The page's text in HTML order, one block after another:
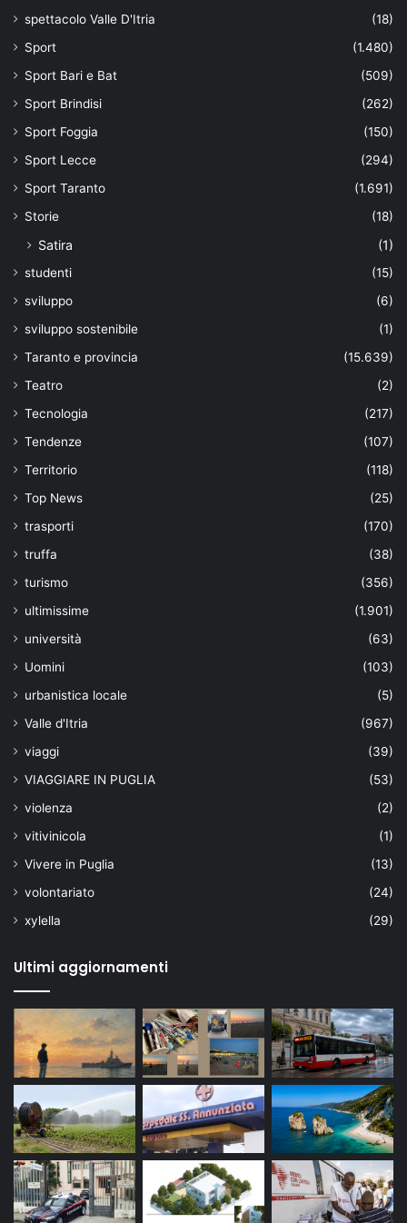
spettacolo Valle D'Itria
(18)
Sport
(1.480)
Sport Bari e Bat
(509)
Sport Brindisi
(262)
Sport Foggia
(150)
Sport Lecce
(294)
Sport Taranto
(1.691)
Storie
(18)
Satira (1)
studenti
(15)
sviluppo
(6)
sviluppo sostenibile
(1)
Taranto e provincia
(15.639)
Teatro
(2)
Tecnologia
(217)
Tendenze
(107)
Territorio
(118)
Top News
(25)
trasporti
(170)
truffa
(38)
turismo
(356)
ultimissime
(1.901)
università
(63)
Uomini
(103)
urbanistica locale
(5)
Valle d'Itria
(967)
viaggi
(39)
VIAGGIARE IN PUGLIA
(53)
violenza
(2)
vitivinicola
(1)
Vivere in Puglia
(13)
volontariato
(24)
xylella
(29)
Ultimi aggiornamenti